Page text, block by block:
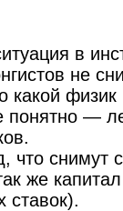
в
не
какой физик
понятно —
что снимут
же
ставок).